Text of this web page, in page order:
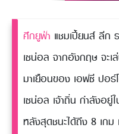
ศึกยูฟ่า แชมเปี้ยนส์ ลีก
เซน่อล จากอังกฤษ จะเ
มาเยือนของ เอฟซี ปอร์
เซน่อล เจ้าถิ่น กำลังอ
หลังสุดชนะได้ถึง 8 เกม